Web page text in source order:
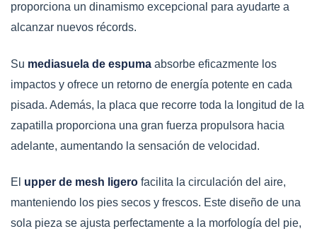
proporciona un dinamismo excepcional para ayudarte a
alcanzar nuevos récords.
Su mediasuela de espuma absorbe eficazmente los
impactos y ofrece un retorno de energía potente en cada
pisada. Además, la placa que recorre toda la longitud de la
zapatilla proporciona una gran fuerza propulsora hacia
adelante, aumentando la sensación de velocidad.
El upper de mesh ligero facilita la circulación del aire,
manteniendo los pies secos y frescos. Este diseño de una
sola pieza se ajusta perfectamente a la morfología del pie,